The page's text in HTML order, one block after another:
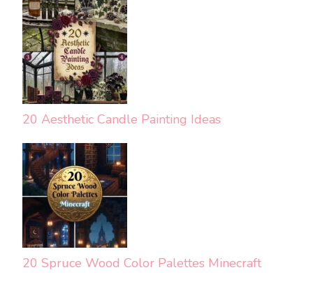
20 Aesthetic Candle Painting Ideas
20 Spruce Wood Color Palettes Minecraft